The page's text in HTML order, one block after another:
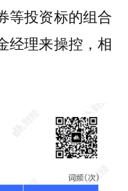
等投资标的组合
经理来操控，相